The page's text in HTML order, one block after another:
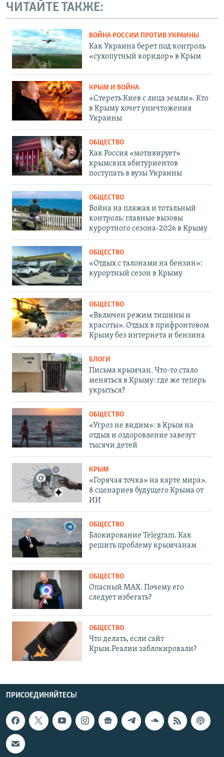
ЧИТАЙТЕ ТАКЖЕ:
ВОЙНА РОССИИ ПРОТИВ УКРАИНЫ
Как Украина берет под контроль
«сухопутный коридор» в Крым
КРЫМ И ВОЙНА
«Стереть Киев с лица земли». Кто
в Крыму хочет уничтожения
Украины
ОБЩЕСТВО
Как Россия «мотивирует»
крымских абитуриентов
поступать в вузы Украины
ОБЩЕСТВО
Война на пляжах и тотальный
контроль: главные вызовы
курортного сезона-2026 в Крыму
ОБЩЕСТВО
«Отдых с талонами на бензин»:
курортный сезон в Крыму
ОБЩЕСТВО
«Включен режим тишины и
красоты». Отдых в прифронтовом
Крыму без интернета и бензина
БЛОГИ
Письма крымчан. Что-то стало
меняться в Крыму: где же теперь
укрыться?
ОБЩЕСТВО
«Угроз не видим»: в Крым на
отдых и оздоровление завезут
тысячи детей
КРЫМ
«Горячая точка» на карте мира».
8 сценариев будущего Крыма от
ИИ
ОБЩЕСТВО
Блокирование Telegram. Как
решить проблему крымчанам
ОБЩЕСТВО
Опасный MAX. Почему его
следует избегать?
ОБЩЕСТВО
Что делать, если сайт
Крым.Реалии заблокировали?
ПРИСОЕДИНЯЙТЕСЬ!